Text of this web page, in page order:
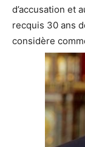
d’accusation et
recquis 30 ans
considère